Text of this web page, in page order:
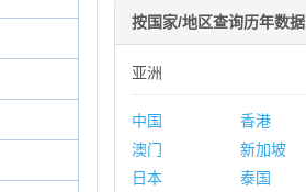
按国家/地区查询历年数据
亚洲
中国
香港
澳门
新加坡
日本
泰国